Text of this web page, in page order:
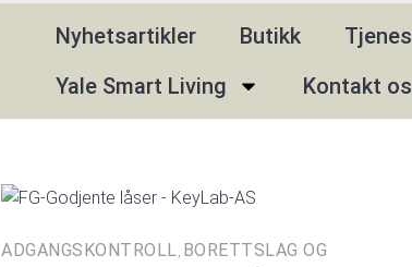
Nyhetsartikler Butikk
Yale Smart Living
Kontakt
ADGANGSKONTROLL BORETTSLAG OG